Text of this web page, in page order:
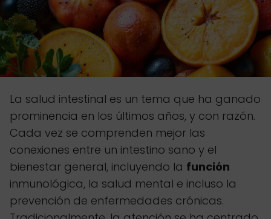
La salud intestinal es un tema que ha ganado
prominencia en los últimos años, y con razón.
Cada vez se comprenden mejor las
conexiones entre un intestino sano y el
bienestar general, incluyendo la función
inmunológica, la salud mental e incluso la
prevención de enfermedades crónicas.